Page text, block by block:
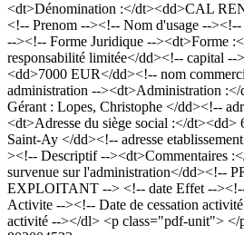
<dt>Dénomination :</dt><dd>CAL
<!-- Prenom --><!-- Nom d'usage --
--><!-- Forme Juridique --><dt>Forme
responsabilité limitée</dd><!-- capital --
<dd>7000 EUR</dd><!-- nom
administration --><dt>Administration
Gérant : Lopes, Christophe </dd><!--
<dt>Adresse du siège social :</dt><dd>
Saint-Ay </dd><!-- adresse
><!-- Descriptif --><dt>Commentaires
survenue sur l'administration</dd><!--
EXPLOITANT --> <!-- date Effet --
Activite --><!-- Date de cessation
activité --></dl> <p class="pdf-unit"> </